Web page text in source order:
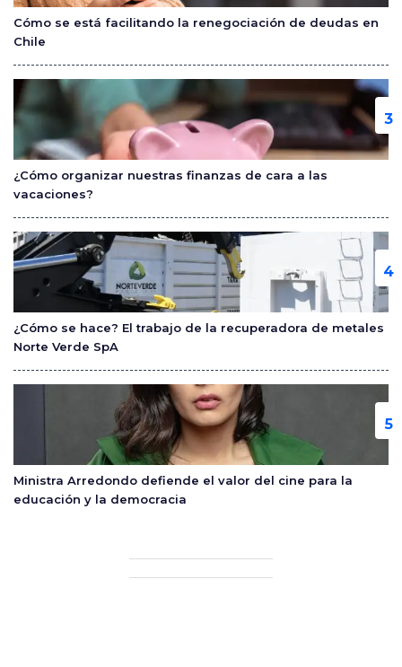
Cómo se está facilitando la renegociación de deudas en
Chile
¿Cómo organizar nuestras finanzas de cara a las
vacaciones?
¿Cómo se hace? El trabajo de la recuperadora de metales
Norte Verde SpA
Ministra Arredondo defiende el valor del cine para la
educación y la democracia